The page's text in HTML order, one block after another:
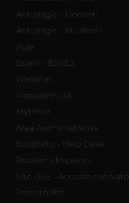
Antiplagio - Docenti
Antiplagio - Studenti
Aule
Esami - ESSE3
Webmail
Password GIA
MyUnivr
Area Amministrativa
Supporto - Help Desk
Problemi Impianti
Sito DSE - Accesso riservato
Prestito libri